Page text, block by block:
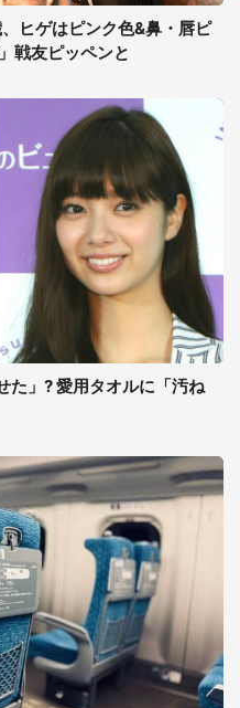
ヒゲはピンク色&鼻・唇ピ
戦友ピッペンと
た」? 愛用タオルに「汚ね